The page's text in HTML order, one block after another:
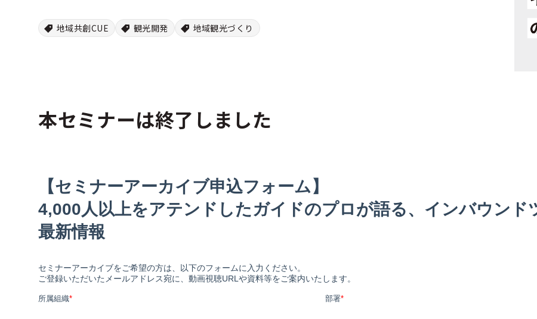
地域共創CUE 観光開発 地域観光づくり
本セミナーは終了しました